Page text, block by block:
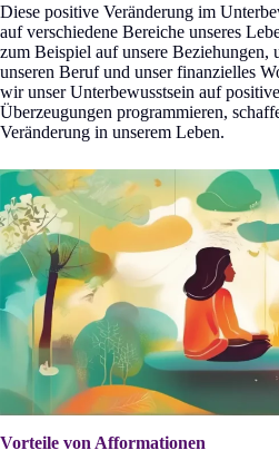
Diese positive Veränderung im
auf verschiedene Bereiche unseres
zum Beispiel auf unsere Beziehungen,
unseren Beruf und unser finanzielles
wir unser Unterbewusstsein auf
Überzeugungen programmieren,
Veränderung in unserem Leben.
Vorteile von Afformationen